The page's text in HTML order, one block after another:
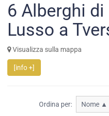
6 Alberghi di
Lusso a
Visualizza sulla mappa
[info +]
Ordina per: Nome ▲